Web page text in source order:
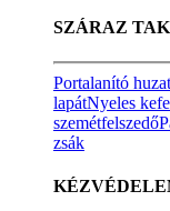
SZÁRAZ
Portalanító huzat
lapátNyeles kefe
szemétfelszedő
zsák